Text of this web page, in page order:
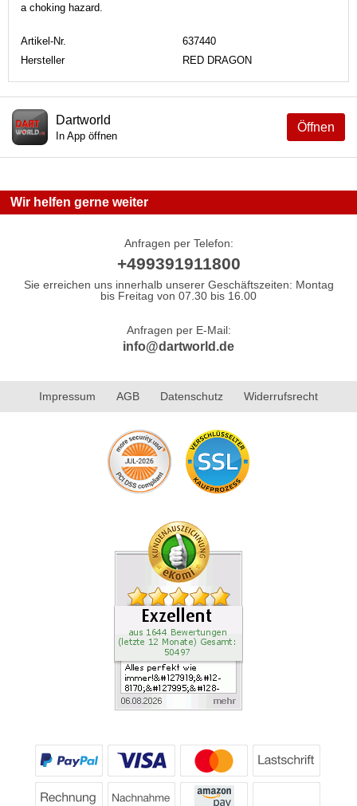
a choking hazard.
Artikel-Nr.
637440
Hersteller
RED DRAGON
Öffnen
Dartworld
In App öffnen
Wir helfen gerne weiter
Anfragen per Telefon:
+499391911800
Sie erreichen uns innerhalb unserer Geschäftszeiten: Montag
bis Freitag von 07.30 bis 16.00
Anfragen per E-Mail:
info@dartworld.de
Impressum AGB Datenschutz Widerrufsrecht